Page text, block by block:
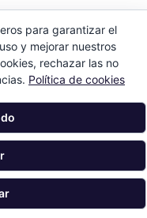
para garantizar el
y mejorar nuestros
rechazar las no
Política de cookies